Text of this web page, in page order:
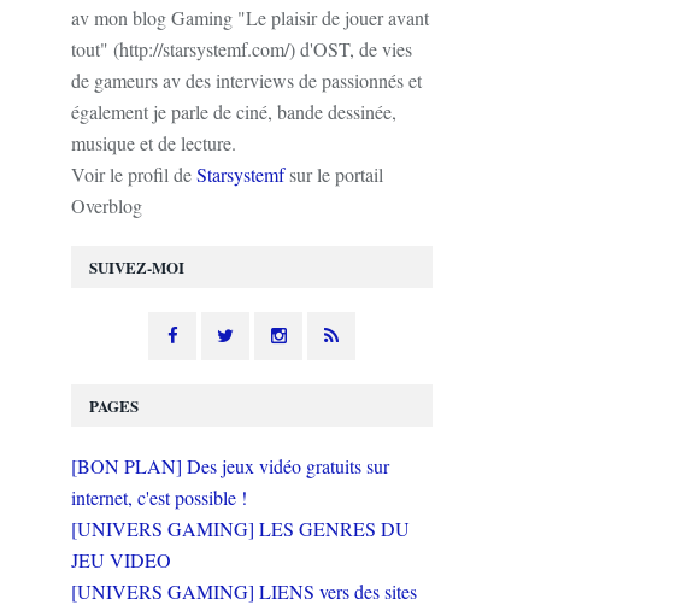
SUIVEZ-MOI
av mon blog Gaming "Le plaisir de jouer avant
tout" (http://starsystemf.com/) d'OST, de vies
de gameurs av des interviews de passionnés et
également je parle de ciné, bande dessinée,
musique et de lecture.
Voir le profil deStarsystemfsur le portail
Overblog
PAGES
[BON PLAN] Des jeux vidéo gratuits sur
internet, c'est possible !
[UNIVERS GAMING] LES GENRES DU
JEU VIDEO
[UNIVERS GAMING] LIENS vers des sites